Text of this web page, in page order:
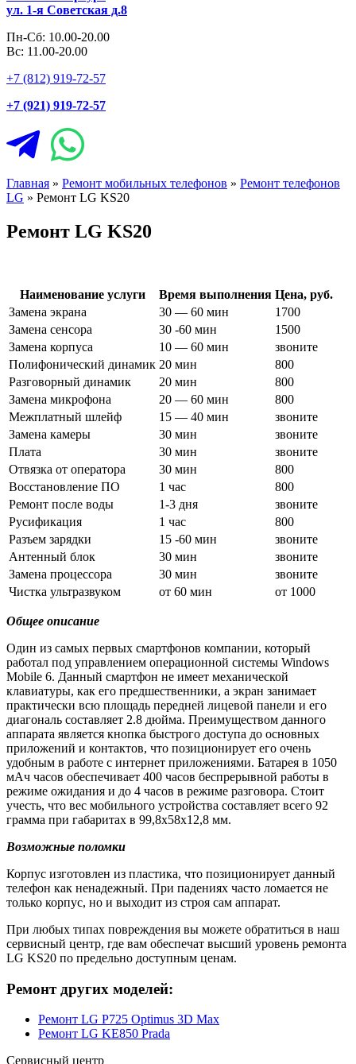
ул. 1-я Советская д.8
Пн-Сб: 10.00-20.00
Вс: 11.00-20.00
+7 (812) 919-72-57
+7 (921) 919-72-57
Главная » Ремонт мобильных телефонов » Ремонт телефонов
LG » Ремонт LG KS20
Ремонт LG KS20
Наименование услуги Время выполнения Цена, руб.
Замена экрана
30 — 60 мин
1700
Замена сенсора
30 -60 мин
1500
Замена корпуса
10 — 60 мин
звоните
Полифонический динамик 20 мин
800
Разговорный динамик
20 мин
800
Замена микрофона
20 — 60 мин
800
Межплатный шлейф
15 — 40 мин
звоните
Замена камеры
30 мин
звоните
Плата
30 мин
звоните
Отвязка от оператора
30 мин
800
Восстановление ПО
1 час
800
Ремонт после воды
1-3 дня
звоните
Русификация
1 час
800
Разъем зарядки
15 -60 мин
звоните
Антенный блок
30 мин
звоните
Замена процессора
30 мин
звоните
Чистка ультразвуком
от 60 мин от 1000
Общее описание
Один из самых первых смартфонов компании, который
работал под управлением операционной системы Windows
Mobile 6. Данный смартфон не имеет механической
клавиатуры, как его предшественники, а экран занимает
практически всю площадь передней лицевой панели и его
диагональ составляет 2.8 дюйма. Преимуществом данного
аппарата является кнопка быстрого доступа до основных
приложений и контактов, что позиционирует его очень
удобным в работе с интернет приложениями. Батарея в 1050
мАч часов обеспечивает 400 часов беспрерывной работы в
режиме ожидания и до 4 часов в режиме разговора. Стоит
учесть, что вес мобильного устройства составляет всего 92
грамма при габаритах в 99,8x58x12,8 мм.
Возможные поломки
Корпус изготовлен из пластика, что позиционирует данный
телефон как ненадежный. При падениях часто ломается не
только корпус, но и выходит из строя сам аппарат.
При любых типах повреждения вы можете обратиться в наш
сервисный центр, где вам обеспечат высший уровень ремонта
LG KS20 по предельно доступным ценам.
Ремонт других моделей:
Ремонт LG P725 Optimus 3D Max
Ремонт LG KE850 Prada
Сервисный центр